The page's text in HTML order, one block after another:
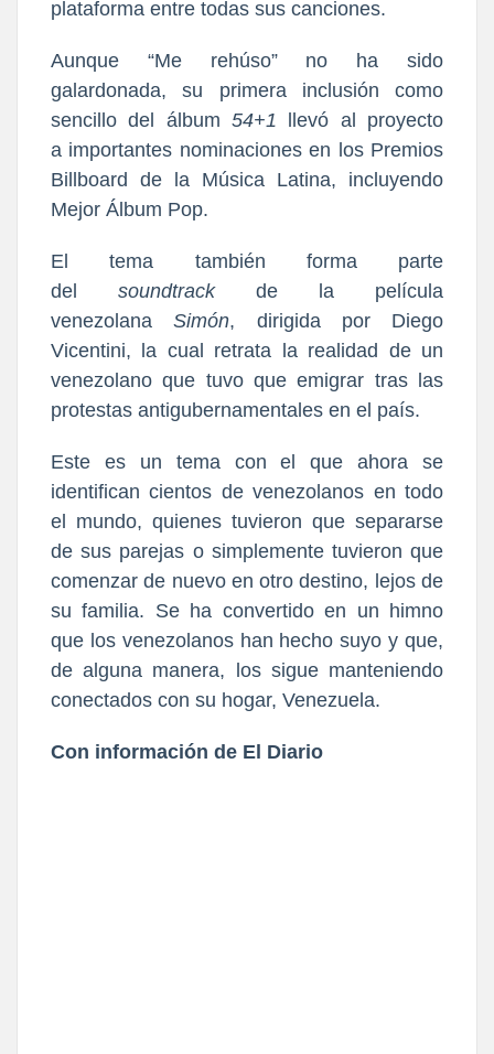
plataforma entre todas sus canciones.
Aunque “Me rehúso” no ha sido
galardonada, su primera inclusión como
sencillo del álbum 54+1 llevó al proyecto
a importantes nominaciones en los Premios
Billboard de la Música Latina, incluyendo
Mejor Álbum Pop.
El tema también
forma parte
del
soundtrack
de la película
venezolana
Simón, dirigida por Diego
Vicentini, la cual retrata la realidad de un
venezolano que tuvo que emigrar tras las
protestas antigubernamentales en el país.
Este es un tema con el que ahora se
identifican cientos de venezolanos en todo
el mundo, quienes tuvieron que separarse
de sus parejas o simplemente tuvieron que
comenzar de nuevo en otro destino, lejos de
su familia. Se ha convertido en un himno
que los venezolanos han hecho suyo y que,
de alguna manera, los sigue manteniendo
conectados con su hogar, Venezuela.
Con información de El Diario